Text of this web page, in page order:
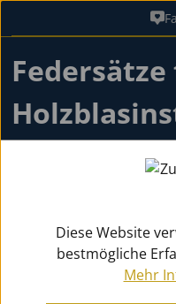
Zum Hauptinhalt
Ersatzteile
Zurück zu Ersatzteile
Diese Website
bestmögliche
Mehr